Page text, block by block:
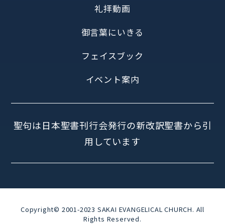
礼拝動画
御言葉にいきる
フェイスブック
イベント案内
聖句は日本聖書刊行会発行の新改訳聖書から引
用しています
Copyright© 2001-2023 SAKAI EVANGELICAL CHURCH. All
Rights Reserved.